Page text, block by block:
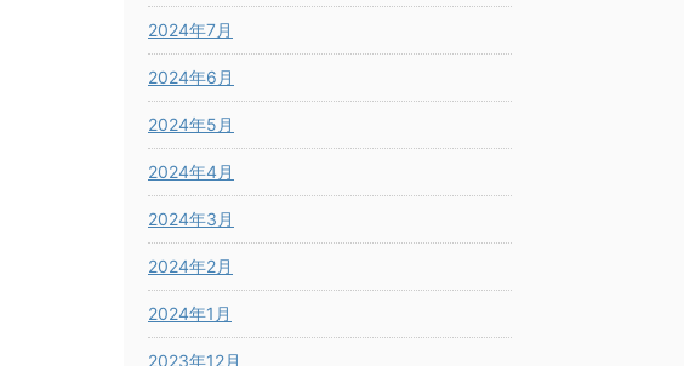
2024年7月
2024年6月
2024年5月
2024年4月
2024年3月
2024年2月
2024年1月
2023年12月